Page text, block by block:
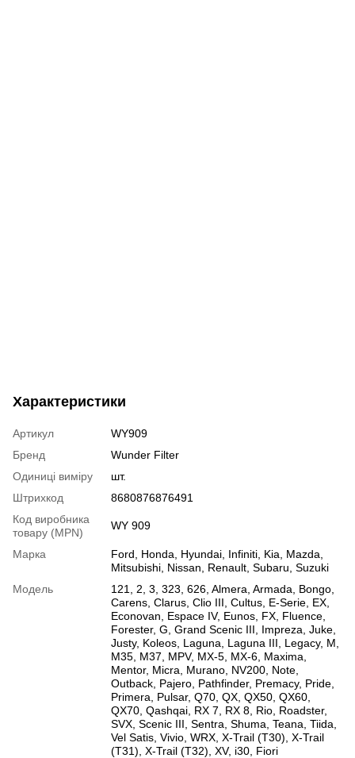
Характеристики
Артикул
WY909
Бренд
Wunder Filter
Одиниці виміру
шт.
Штрихкод
8680876876491
Код виробника
товару (MPN)
WY 909
Марка Ford Honda Hyundai Infiniti Kia Mazda
Mitsubishi Nissan Renault Subaru Suzuki
Модель
121 2 3 323 626 Almera Armada Bongo
Carens Clarus Clio III Cultus E-Serie EX
Econovan
Espace IV, Eunos FX Fluence
Forester, G Grand Scenic III Impreza Juke
Justy, Koleos Laguna Laguna III Legacy, M
M35 M37 MPV, MX-5 MX-6 Maxima
Mentor, Micra Murano NV200 Note
Outback Pajero Pathfinder, Premacy, Pride
Primera
Pulsar, Q70 QX QX50 QX60
QX70 Qashqai RX 7 RX 8 Rio Roadster,
SVX Scenic III Sentra Shuma Teana Tiida
Vel Satis Vivio WRX X-Trail (T30) X-Trail
(T31) X-Trail (T32) XV, i30 Fiori